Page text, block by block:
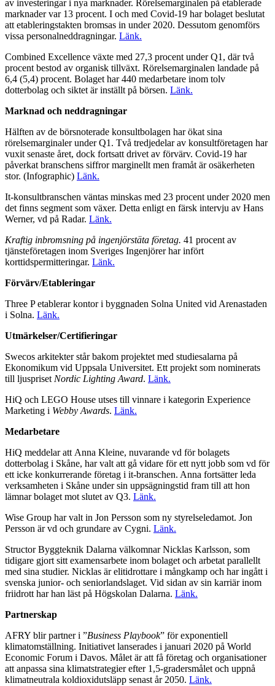
av investeringar i nya marknader. Rörelsemarginalen på etablerade
marknader var 13 procent. I och med Covid-19 har bolaget beslutat
att etableringstakten bromsas in under 2020. Dessutom genomförs
vissa personalneddragningar. Länk.
Combined Excellence växte med 27,3 procent under Q1, där två
procent bestod av organisk tillväxt. Rörelsemarginalen landade på
6,4 (5,4) procent. Bolaget har 440 medarbetare inom tolv
dotterbolag och siktet är inställt på börsen. Länk.
Marknad och neddragningar
Hälften av de börsnoterade konsultbolagen har ökat sina
rörelsemarginaler under Q1. Två tredjedelar av konsultföretagen har
vuxit senaste året, dock fortsatt drivet av förvärv. Covid-19 har
påverkat branschens siffror marginellt men framåt är osäkerheten
stor. (Infographic) Länk.
It-konsultbranschen väntas minskas med 23 procent under 2020 men
det finns segment som växer. Detta enligt en färsk intervju av Hans
Werner, vd på Radar. Länk.
Kraftig inbromsning på ingenjörstäta företag. 41 procent av
tjänsteföretagen inom Sveriges Ingenjörer har infört
korttidspermitteringar. Länk.
Förvärv/Etableringar
Three P etablerar kontor i byggnaden Solna United vid Arenastaden
i Solna. Länk.
Utmärkelser/Certifieringar
Swecos arkitekter står bakom projektet med studiesalarna på
Ekonomikum vid Uppsala Universitet. Ett projekt som nominerats
till ljuspriset Nordic Lighting Award. Länk.
HiQ och LEGO House utses till vinnare i kategorin Experience
Marketing i Webby Awards. Länk.
Medarbetare
HiQ meddelar att Anna Kleine, nuvarande vd för bolagets
dotterbolag i Skåne, har valt att gå vidare för ett nytt jobb som vd för
ett icke konkurrerande företag i it-branschen. Anna fortsätter leda
verksamheten i Skåne under sin uppsägningstid fram till att hon
lämnar bolaget mot slutet av Q3. Länk.
Wise Group har valt in Jon Persson som ny styrelseledamot. Jon
Persson är vd och grundare av Cygni. Länk.
Structor Byggteknik Dalarna välkomnar Nicklas Karlsson, som
tidigare gjort sitt examensarbete inom bolaget och arbetat parallellt
med sina studier. Nicklas är elitidrottare i mångkamp och har ingått i
svenska junior- och seniorlandslaget. Vid sidan av sin karriär inom
friidrott har han läst på Högskolan Dalarna. Länk.
Partnerskap
AFRY blir partner i ”Business Playbook” för exponentiell
klimatomställning. Initiativet lanserades i januari 2020 på World
Economic Forum i Davos. Målet är att få företag och organisationer
att anpassa sina klimatstrategier efter 1,5-gradersmålet och uppnå
klimatneutrala koldioxidutsläpp senast år 2050. Länk.